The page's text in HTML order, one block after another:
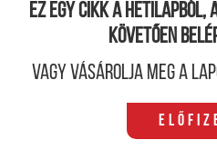
Ez egy cikk a
követően
Vagy vásárolja meg a